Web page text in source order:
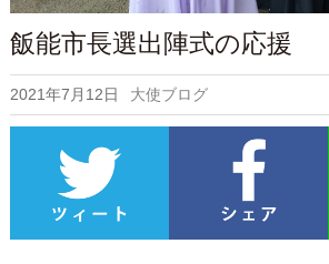
飯能市長選出陣式の応援
2021年7月12日 大使ブログ